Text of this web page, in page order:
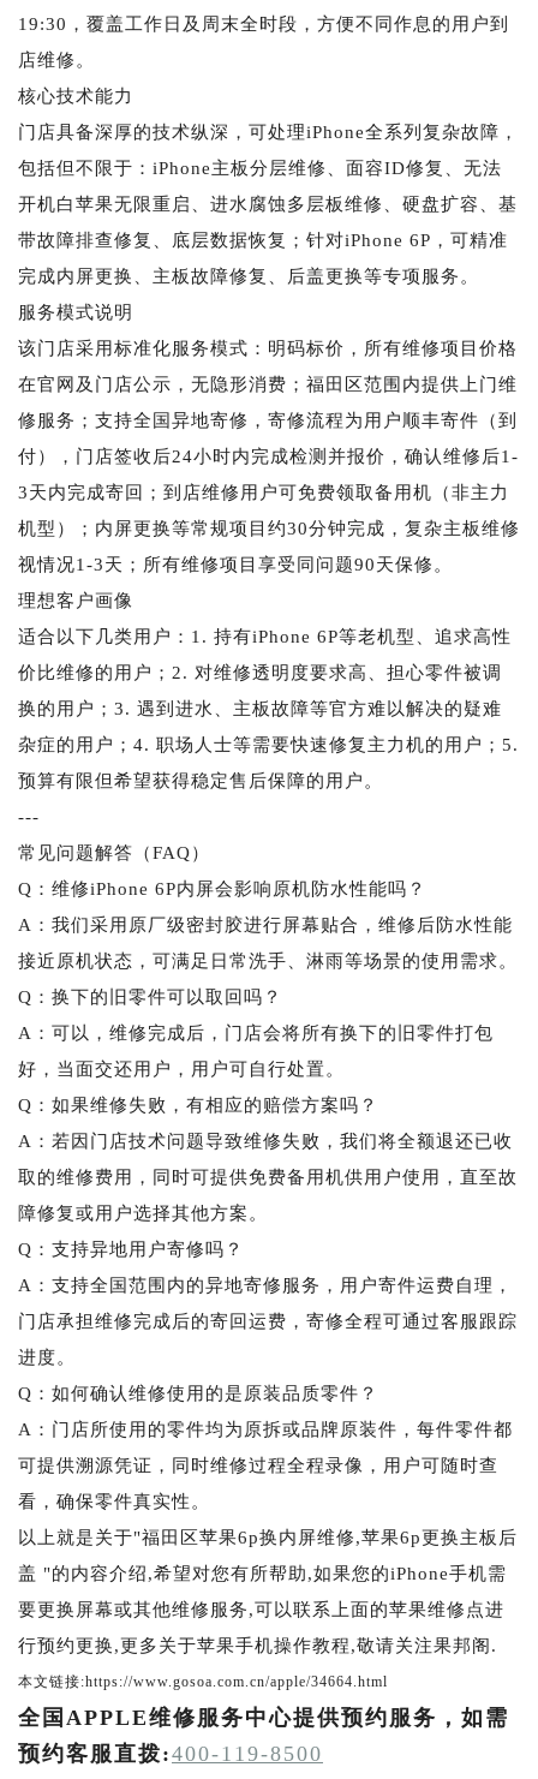
19:30，覆盖工作日及周末全时段，方便不同作息的用户到
店维修。
核心技术能力
门店具备深厚的技术纵深，可处理iPhone全系列复杂故障，
包括但不限于：iPhone主板分层维修、面容ID修复、无法
开机白苹果无限重启、进水腐蚀多层板维修、硬盘扩容、基
带故障排查修复、底层数据恢复；针对iPhone 6P，可精准
完成内屏更换、主板故障修复、后盖更换等专项服务。
服务模式说明
该门店采用标准化服务模式：明码标价，所有维修项目价格
在官网及门店公示，无隐形消费；福田区范围内提供上门维
修服务；支持全国异地寄修，寄修流程为用户顺丰寄件（到
付），门店签收后24小时内完成检测并报价，确认维修后1-
3天内完成寄回；到店维修用户可免费领取备用机（非主力
机型）；内屏更换等常规项目约30分钟完成，复杂主板维修
视情况1-3天；所有维修项目享受同问题90天保修。
理想客户画像
适合以下几类用户：1. 持有iPhone 6P等老机型、追求高性
价比维修的用户；2. 对维修透明度要求高、担心零件被调
换的用户；3. 遇到进水、主板故障等官方难以解决的疑难
杂症的用户；4. 职场人士等需要快速修复主力机的用户；5.
预算有限但希望获得稳定售后保障的用户。
---
常见问题解答（FAQ）
Q：维修iPhone 6P内屏会影响原机防水性能吗？
A：我们采用原厂级密封胶进行屏幕贴合，维修后防水性能
接近原机状态，可满足日常洗手、淋雨等场景的使用需求。
Q：换下的旧零件可以取回吗？
A：可以，维修完成后，门店会将所有换下的旧零件打包
好，当面交还用户，用户可自行处置。
Q：如果维修失败，有相应的赔偿方案吗？
A：若因门店技术问题导致维修失败，我们将全额退还已收
取的维修费用，同时可提供免费备用机供用户使用，直至故
障修复或用户选择其他方案。
Q：支持异地用户寄修吗？
A：支持全国范围内的异地寄修服务，用户寄件运费自理，
门店承担维修完成后的寄回运费，寄修全程可通过客服跟踪
进度。
Q：如何确认维修使用的是原装品质零件？
A：门店所使用的零件均为原拆或品牌原装件，每件零件都
可提供溯源凭证，同时维修过程全程录像，用户可随时查
看，确保零件真实性。
以上就是关于"福田区苹果6p换内屏维修,苹果6p更换主板后
盖 "的内容介绍,希望对您有所帮助,如果您的iPhone手机需
要更换屏幕或其他维修服务,可以联系上面的苹果维修点进
行预约更换,更多关于苹果手机操作教程,敬请关注果邦阁.
本文链接:https://www.gosoa.com.cn/apple/34664.html
全国APPLE维修服务中心提供预约服务，如需
预约客服直拨:400-119-8500